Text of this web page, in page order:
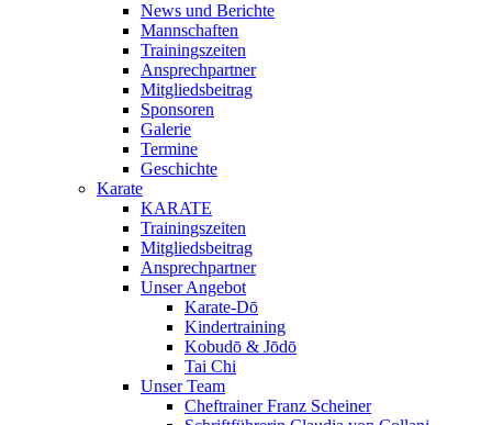
News und Berichte
Mannschaften
Trainingszeiten
Ansprechpartner
Mitgliedsbeitrag
Sponsoren
Galerie
Termine
Geschichte
Karate
KARATE
Trainingszeiten
Mitgliedsbeitrag
Ansprechpartner
Unser Angebot
Karate-Dō
Kindertraining
Kobudō & Jōdō
Tai Chi
Unser Team
Cheftrainer Franz Scheiner